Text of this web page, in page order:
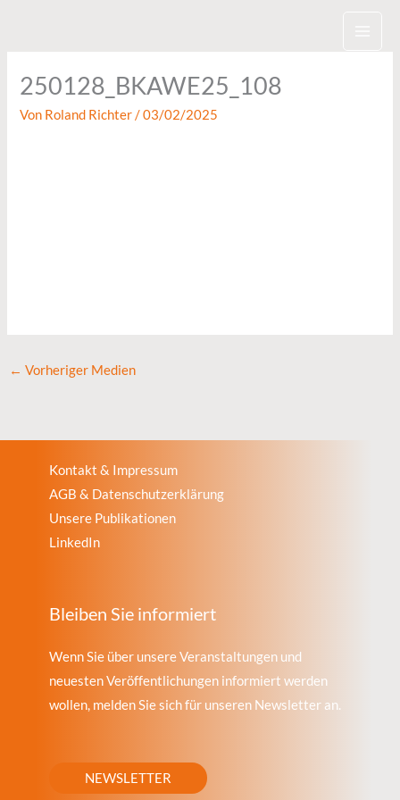
250128_BKAWE25_108
Von Roland Richter/03/02/2025
← Vorheriger Medien
Kontakt & Impressum
AGB & Datenschutzerklärung
Unsere Publikationen
LinkedIn
Bleiben Sie informiert
Wenn Sie über unsere Veranstaltungen und
neuesten Veröffentlichungen informiert werden
wollen, melden Sie sich für unseren Newsletter an.
NEWSLETTER